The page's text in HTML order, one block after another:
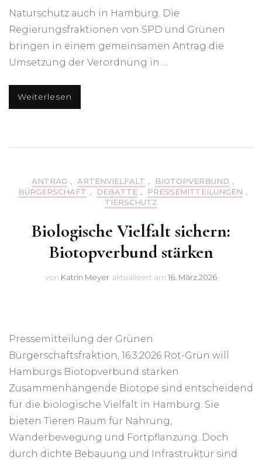
Naturschutz auch in Hamburg. Die
Regierungsfraktionen von SPD und Grünen
bringen in einem gemeinsamen Antrag die
Umsetzung der Verordnung in …
Weiterlesen
ANTRAG , ARTENVIELFALT , BIOTOPVERBUND ,
BÜRGERSCHAFT , DEBATTE , PRESSEMITTEILUNGEN ,
TIERSCHUTZ
Biologische Vielfalt sichern:
Biotopverbund stärken
von Katrin Meyer aktualisiert am 16. März 2026
Pressemitteilung der Grünen
Bürgerschaftsfraktion, 16.3.2026 Rot-Grün will
Hamburgs Biotopverbund stärken
Zusammenhängende Biotope sind entscheidend
für die biologische Vielfalt in Hamburg. Sie
bieten Tieren Raum für Nahrung,
Wanderbewegung und Fortpflanzung. Doch
durch dichte Bebauung und Infrastruktur sind